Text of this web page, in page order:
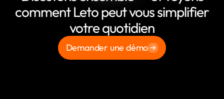
comment Leto peut vous simplifier
votre quotidien
Demander une démo